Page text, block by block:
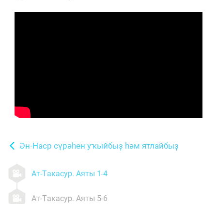
Ән-Наср сүрәһен уҡыйбыҙ һәм ятлайбыҙ
Ат-Такасур. Аяты 1-4
Ат-Такасур. Аяты 5-6